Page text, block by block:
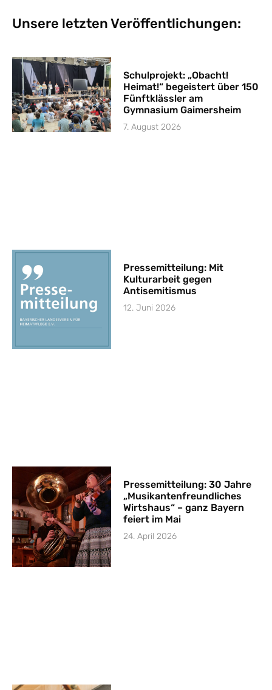
Unsere letzten Veröffentlichungen:
Schulprojekt: „Obacht!
Heimat!“ begeistert über 150
Fünftklässler am
Gymnasium Gaimersheim
7. August 2026
Pressemitteilung: Mit
Kulturarbeit gegen
Antisemitismus
12. Juni 2026
Pressemitteilung: 30 Jahre
„Musikantenfreundliches
Wirtshaus“ – ganz Bayern
feiert im Mai
24. April 2026